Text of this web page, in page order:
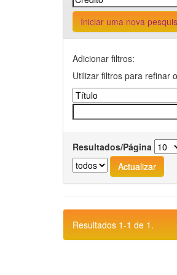
Iniciar uma nova
Adicionar filtros:
Utilizar filtros para refinar
Resultados/Página
Resultados 1-1 de 1.